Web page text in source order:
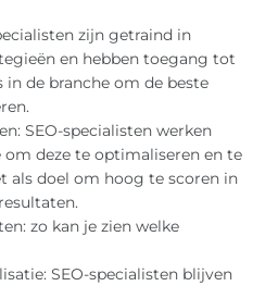
zijn getraind in
en hebben toegang tot
in de branche om de beste
SEO-specialisten werken
om deze te optimaliseren en te
als doel om hoog te scoren in
zo kan je zien welke
SEO-specialisten blijven